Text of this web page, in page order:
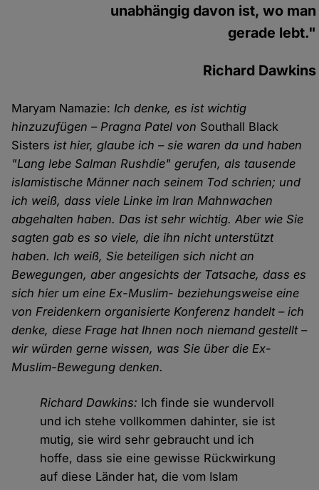
unabhängig davon ist, wo man
gerade lebt."
Richard Dawkins
Maryam Namazie:Ich denke, es ist wichtig
hinzuzufügen – Pragna Patel von Southall Black
Sisters ist hier, glaube ich – sie waren da und haben
"Lang lebe Salman Rushdie" gerufen, als tausende
islamistische Männer nach seinem Tod schrien; und
ich weiß, dass viele Linke im Iran Mahnwachen
abgehalten haben. Das ist sehr wichtig. Aber wie Sie
sagten gab es so viele, die ihn nicht unterstützt
haben. Ich weiß, Sie beteiligen sich nicht an
Bewegungen, aber angesichts der Tatsache, dass es
sich hier um eine Ex-Muslim- beziehungsweise eine
von Freidenkern organisierte Konferenz handelt – ich
denke, diese Frage hat Ihnen noch niemand gestellt –
wir würden gerne wissen, was Sie über die Ex-
Muslim-Bewegung denken.
Richard Dawkins: Ich finde sie wundervoll
und ich stehe vollkommen dahinter, sie ist
mutig, sie wird sehr gebraucht und ich
hoffe, dass sie eine gewisse Rückwirkung
auf diese Länder hat, die vom Islam